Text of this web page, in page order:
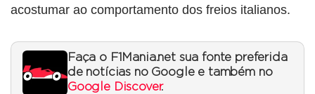
acostumar ao comportamento dos freios italianos.
Faça o F1Mania.net sua fonte preferida
de notícias no Google e também no
Google Discover.